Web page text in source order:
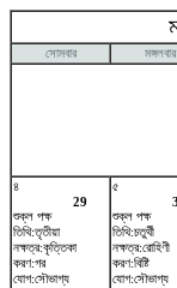
সোমবার মঙ্গলবার
৪
29
শুক্ল পক্ষ
তিথি:তৃতীয়া
নক্ষত্র:কৃত্তিকা
করণ:গর
যোগ:সৌভাগ্য
৫
শুক্ল পক্ষ
তিথি:চতুর্থী
নক্ষত্র:রোহিণী
করণ:বিষ্টি
যোগ:সৌভাগ্য